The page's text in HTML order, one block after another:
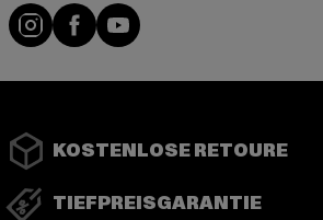
Instagram
FacebookYouTube
KOSTENLOSE RETOURE
TIEFPREISGARANTIE